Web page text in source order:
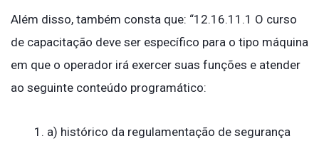
Além disso, também consta que: “12.16.11.1 O curso
de capacitação deve ser específico para o tipo máquina
em que o operador irá exercer suas funções e atender
ao seguinte conteúdo programático:
a) histórico da regulamentação de segurança